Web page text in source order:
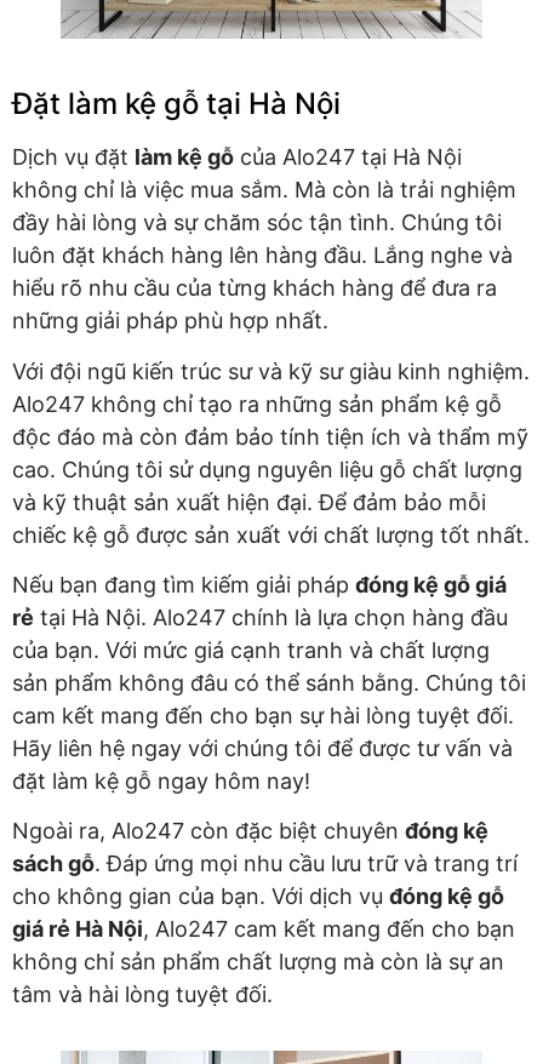
Đặt làm kệ gỗ tại Hà Nội
Dịch vụ đặt làm kệ gỗ của Alo247 tại Hà Nội
không chỉ là việc mua sắm. Mà còn là trải nghiệm
đầy hài lòng và sự chăm sóc tận tình. Chúng tôi
luôn đặt khách hàng lên hàng đầu. Lắng nghe và
hiểu rõ nhu cầu của từng khách hàng để đưa ra
những giải pháp phù hợp nhất.
Với đội ngũ kiến trúc sư và kỹ sư giàu kinh nghiệm.
Alo247 không chỉ tạo ra những sản phẩm kệ gỗ
độc đáo mà còn đảm bảo tính tiện ích và thẩm mỹ
cao. Chúng tôi sử dụng nguyên liệu gỗ chất lượng
và kỹ thuật sản xuất hiện đại. Để đảm bảo mỗi
chiếc kệ gỗ được sản xuất với chất lượng tốt nhất.
Nếu bạn đang tìm kiếm giải pháp đóng kệ gỗ giá
rẻ tại Hà Nội. Alo247 chính là lựa chọn hàng đầu
của bạn. Với mức giá cạnh tranh và chất lượng
sản phẩm không đâu có thể sánh bằng. Chúng tôi
cam kết mang đến cho bạn sự hài lòng tuyệt đối.
Hãy liên hệ ngay với chúng tôi để được tư vấn và
đặt làm kệ gỗ ngay hôm nay!
Ngoài ra, Alo247 còn đặc biệt chuyên đóng kệ
sách gỗ. Đáp ứng mọi nhu cầu lưu trữ và trang trí
cho không gian của bạn. Với dịch vụ đóng kệ gỗ
giá rẻ Hà Nội, Alo247 cam kết mang đến cho bạn
không chỉ sản phẩm chất lượng mà còn là sự an
tâm và hài lòng tuyệt đối.